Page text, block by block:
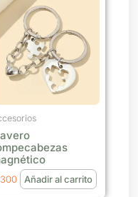
300 Añadir al carrito